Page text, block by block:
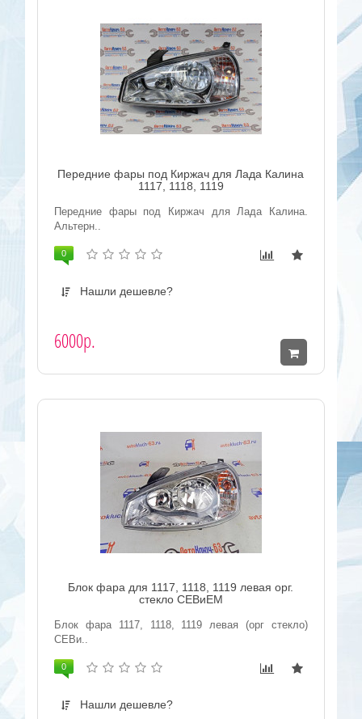
Передние фары под Киржач для Лада Калина
1117, 1118, 1119
Передние фары под Киржач для Лада Калина.
Альтерн..
0
Нашли дешевле?
6000р.
Блок фара для 1117, 1118, 1119 левая орг.
стекло СЕВиЕМ
Блок фара 1117, 1118, 1119 левая (орг стекло)
СЕВи..
0
Нашли дешевле?